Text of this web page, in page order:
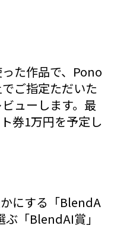
た作品で、Pono
ご指定ただいた
ューします。最
券1万円を予定し
にする「BlendA
「BlendAI賞」